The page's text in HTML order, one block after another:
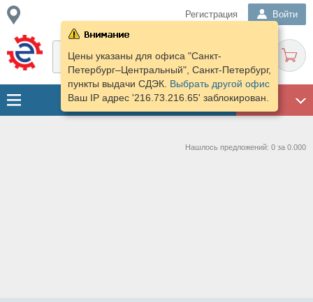
Регистрация Войти
ГАРАЖ
Цены указаны для офиса "Санкт-
Петербург–Центральный", Санкт-Петербург,
пункты выдачи СДЭК. Выбрать другой офис
Ваш IP адрес '216.73.216.65' заблокирован.
Нашлось предложений: 0 за 0.000